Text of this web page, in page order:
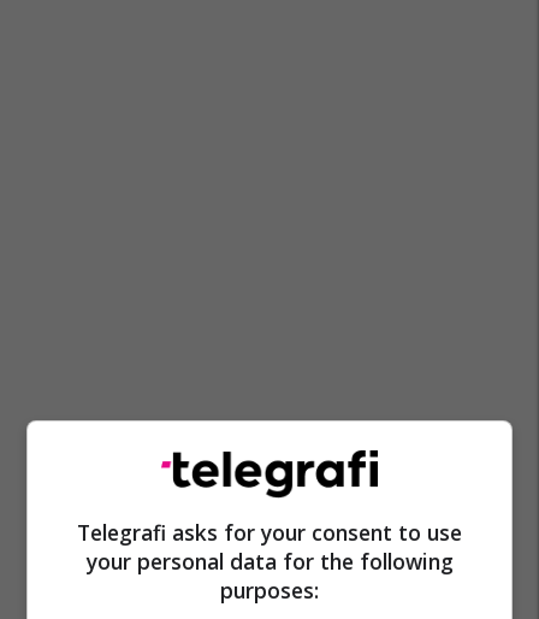
Telegrafi asks for your consent to use
your personal data for the following
purposes: